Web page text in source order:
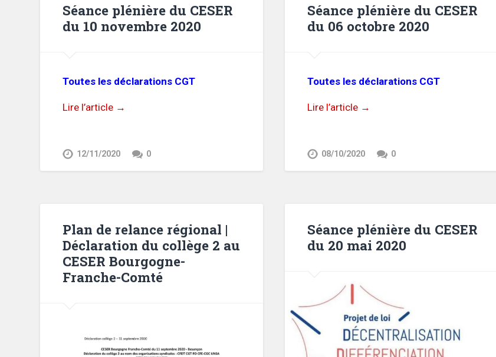
Séance plénière du CESER
du 10 novembre 2020
Toutes les déclarations CGT
Lire l’article →
12/11/2020 0
Séance plénière du CESER
du 06 octobre 2020
Toutes les déclarations CGT
Lire l’article →
08/10/2020 0
Plan de relance régional |
Déclaration du collège 2 au
CESER Bourgogne-
Franche-Comté
Séance plénière du CESER
du 20 mai 2020